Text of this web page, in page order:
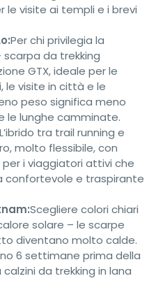
visite ai templi e i brevi
Per chi privilegia la
da trekking
GTX, ideale per le
le visite in città e le
peso significa meno
lunghe camminate.
L’ibrido tra trail running e
molto flessibile, con
per i viaggiatori attivi che
confortevole e traspirante
Scegliere colori chiari
solare – le scarpe
diventano molto calde.
6 settimane prima della
da trekking in lana